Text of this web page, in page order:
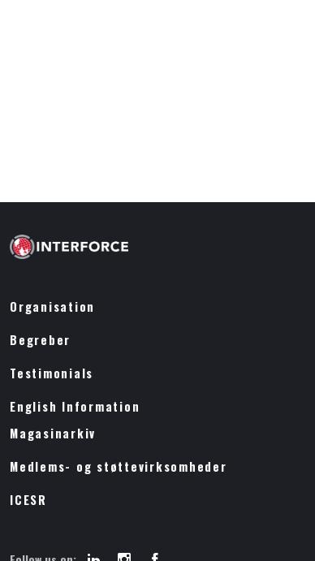
Organisation
Begreber
Testimonials
English Information
Magasinarkiv
Medlems- og støttevirksomheder
ICESR